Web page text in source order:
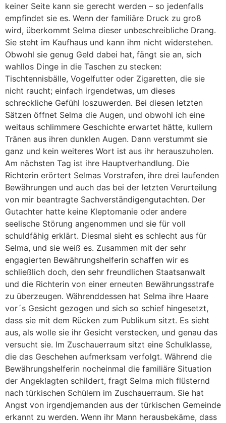
keiner Seite kann sie gerecht werden – so jedenfalls
empfindet sie es. Wenn der familiäre Druck zu groß
wird, überkommt Selma dieser unbeschreibliche Drang.
Sie steht im Kaufhaus und kann ihm nicht widerstehen.
Obwohl sie genug Geld dabei hat, fängt sie an, sich
wahllos Dinge in die Taschen zu stecken:
Tischtennisbälle, Vogelfutter oder Zigaretten, die sie
nicht raucht; einfach irgendetwas, um dieses
schreckliche Gefühl loszuwerden. Bei diesen letzten
Sätzen öffnet Selma die Augen, und obwohl ich eine
weitaus schlimmere Geschichte erwartet hätte, kullern
Tränen aus ihren dunklen Augen. Dann verstummt sie
ganz und kein weiteres Wort ist aus ihr herauszuholen.
Am nächsten Tag ist ihre Hauptverhandlung. Die
Richterin erörtert Selmas Vorstrafen, ihre drei laufenden
Bewährungen und auch das bei der letzten Verurteilung
von mir beantragte Sachverständigengutachten. Der
Gutachter hatte keine Kleptomanie oder andere
seelische Störung angenommen und sie für voll
schuldfähig erklärt. Diesmal sieht es schlecht aus für
Selma, und sie weiß es. Zusammen mit der sehr
engagierten Bewährungshelferin schaffen wir es
schließlich doch, den sehr freundlichen Staatsanwalt
und die Richterin von einer erneuten Bewährungsstrafe
zu überzeugen. Währenddessen hat Selma ihre Haare
vor´s Gesicht gezogen und sich so schief hingesetzt,
dass sie mit dem Rücken zum Publikum sitzt. Es sieht
aus, als wolle sie ihr Gesicht verstecken, und genau das
versucht sie. Im Zuschauerraum sitzt eine Schulklasse,
die das Geschehen aufmerksam verfolgt. Während die
Bewährungshelferin nocheinmal die familiäre Situation
der Angeklagten schildert, fragt Selma mich flüsternd
nach türkischen Schülern im Zuschauerraum. Sie hat
Angst von irgendjemanden aus der türkischen Gemeinde
erkannt zu werden. Wenn ihr Mann herausbekäme, dass